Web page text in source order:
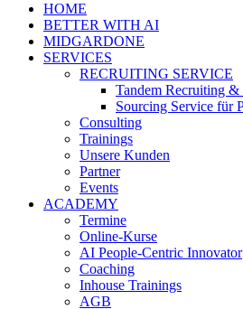
HOME
BETTER WITH AI
MIDGARDONE
SERVICES
RECRUITING SERVICE
Tandem Recruiting &
Sourcing Service für
Consulting
Trainings
Unsere Kunden
Partner
Events
ACADEMY
Termine
Online-Kurse
AI People-Centric Innovator
Coaching
Inhouse Trainings
AGB